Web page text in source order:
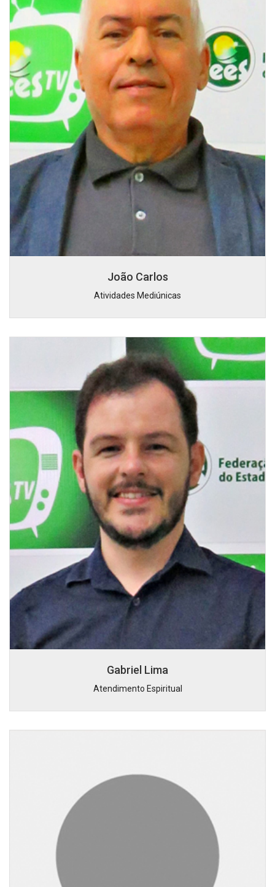
João Carlos
Atividades Mediúnicas
Gabriel Lima
Atendimento Espiritual